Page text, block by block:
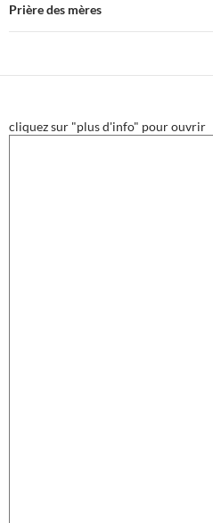
Prière des mères
cliquez sur "plus d'info" pour ouvrir